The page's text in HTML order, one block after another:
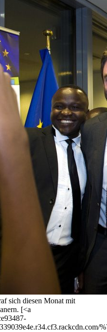
sich diesen Monat mit
[<a